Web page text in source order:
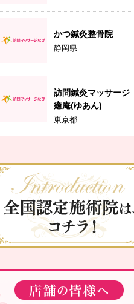
かつ鍼灸整骨院
静岡県
訪問鍼灸マッサージ
癒庵(ゆあん)
東京都